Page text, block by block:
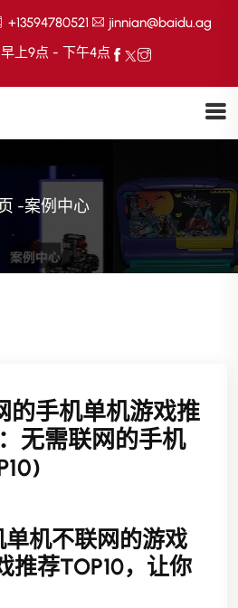
+13594780521
jinnian@baidu.ag
上9点 - 下午4点
-案例中心
的手机单机游戏推
无需联网的手机
机不联网的游戏
推荐TOP10，让你